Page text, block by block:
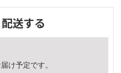
配送する
け予定です。